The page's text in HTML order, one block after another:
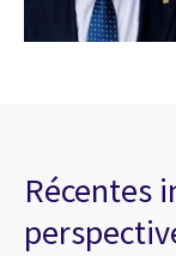
Récentes